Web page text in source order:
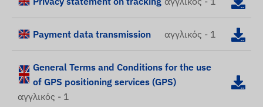
Payment data transmission αγγλικός - 1
General Terms and Conditions for the use
of GPS positioning services (GPS)
αγγλικός - 1